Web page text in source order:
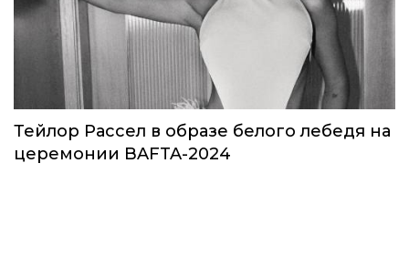
Тейлор Рассел в образе белого лебедя на
церемонии BAFTA-2024